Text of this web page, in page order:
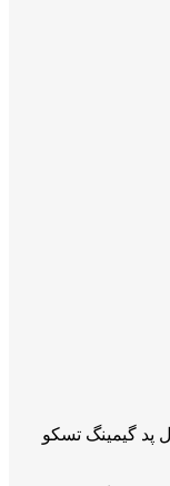
پد گیمینگ تسکو